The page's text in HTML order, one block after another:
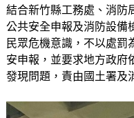
結合新竹縣工務處、消防
公共安全申報及消防設備
民眾危機意識，不以處罰
安申報，並要求地方政府
發現問題，責由國土署及